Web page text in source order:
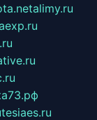
alimy.ru
tesiaes.ru